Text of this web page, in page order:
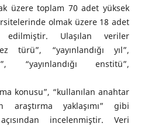
üzere toplam 70 adet yüksek
olmak üzere 18 adet
Ulaşılan veriler
türü”, “yayınlandığı yıl”,
“yayınlandığı enstitü”,
konusu”, “kullanılan anahtar
araştırma yaklaşımı” gibi
incelenmiştir. Veri